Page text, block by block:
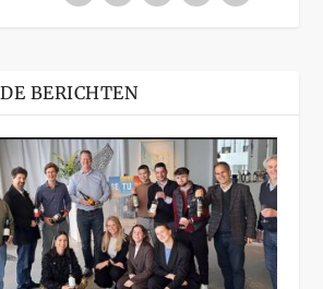
BERICHTEN